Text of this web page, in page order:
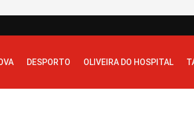
DESPORTO OLIVEIRA DO HOSPITAL